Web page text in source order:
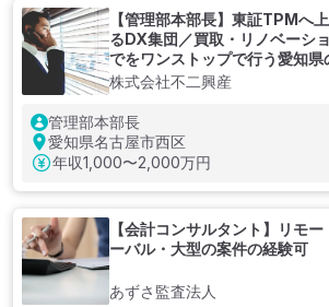
【管理部本部長】東証TPMへ
るDX集団／買取・リノベーシ
でをワンストップで行う愛知県
株式会社不二興産
管理部本部長
愛知県名古屋市西区
年収1,000〜2,000万円
【会計コンサルタント】リモ
ーバル・大型の案件の経験可
あずさ監査法人